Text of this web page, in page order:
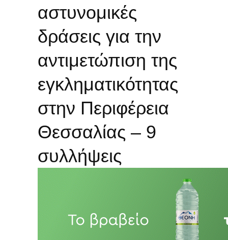
αστυνομικές
δράσεις για την
αντιμετώπιση της
εγκληματικότητας
στην Περιφέρεια
Θεσσαλίας – 9
συλλήψεις